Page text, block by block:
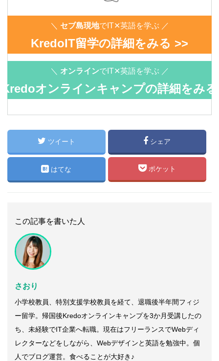
＼ セブ島現地でIT✕英語を学ぶ ／
KredoIT留学の詳細をみる >>
＼ オンラインでIT✕英語を学ぶ ／
Kredoオンラインキャンプの詳細をみる
ツイート シェア
はてな ポケット
この記事を書いた人
さおり
小学校教員、特別支援学校教員を経て、退職後半年間フィジ
ー留学。帰国後Kredoオンラインキャンプを3か月受講したの
ち、未経験でIT企業へ転職。現在はフリーランスでWebディ
レクターなどをしながら、Webデザインと英語を勉強中。個
人でブログ運営。食べることが大好き♪